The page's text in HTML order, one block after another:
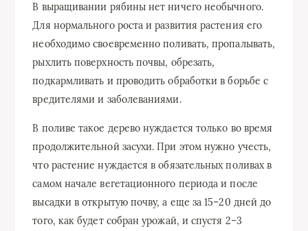
В выращивании рябины нет ничего необычного.
Для нормального роста и развития растения его
необходимо своевременно поливать, пропалывать,
рыхлить поверхность почвы, обрезать,
подкармливать и проводить обработки в борьбе с
вредителями и заболеваниями.
В поливе такое дерево нуждается только во время
продолжительной засухи. При этом нужно учесть,
что растение нуждается в обязательных поливах в
самом начале вегетационного периода и после
высадки в открытую почву, а еще за 15–20 дней до
того, как будет собран урожай, и спустя 2–3